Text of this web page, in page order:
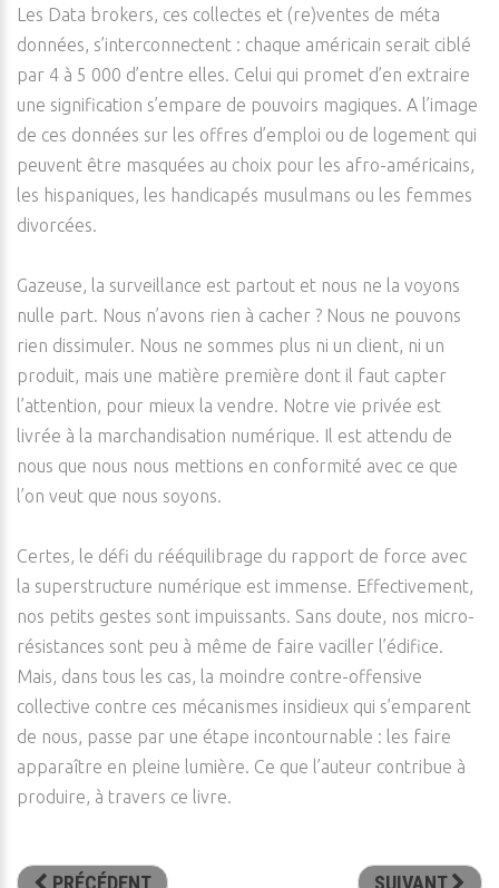
Les Data brokers, ces collectes et (re)ventes de méta
données, s’interconnectent : chaque américain serait ciblé
par 4 à 5 000 d’entre elles. Celui qui promet d’en extraire
une signification s’empare de pouvoirs magiques. A l’image
de ces données sur les offres d’emploi ou de logement qui
peuvent être masquées au choix pour les afro-américains,
les hispaniques, les handicapés musulmans ou les femmes
divorcées.
Gazeuse, la surveillance est partout et nous ne la voyons
nulle part. Nous n’avons rien à cacher ? Nous ne pouvons
rien dissimuler. Nous ne sommes plus ni un client, ni un
produit, mais une matière première dont il faut capter
l’attention, pour mieux la vendre. Notre vie privée est
livrée à la marchandisation numérique. Il est attendu de
nous que nous nous mettions en conformité avec ce que
l’on veut que nous soyons.
Certes, le défi du rééquilibrage du rapport de force avec
la superstructure numérique est immense. Effectivement,
nos petits gestes sont impuissants. Sans doute, nos micro-
résistances sont peu à même de faire vaciller l’édifice.
Mais, dans tous les cas, la moindre contre-offensive
collective contre ces mécanismes insidieux qui s’emparent
de nous, passe par une étape incontournable : les faire
apparaître en pleine lumière. Ce que l’auteur contribue à
produire, à travers ce livre.
PRÉCÉDENT SUIVANT